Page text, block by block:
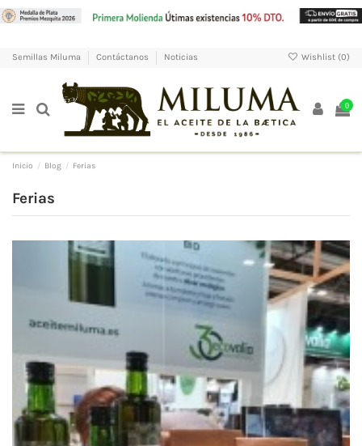
Semillas Miluma Contáctanos Noticias Wishlist (0)
0
Inicio Blog Ferias
Ferias